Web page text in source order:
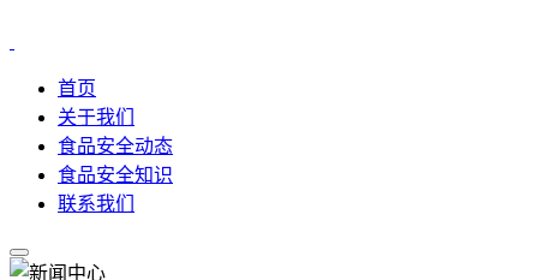
首页
关于我们
食品安全动态
食品安全知识
联系我们